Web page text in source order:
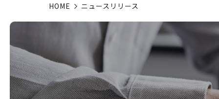
HOME ニュースリリース